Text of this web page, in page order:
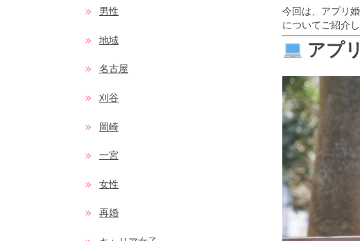
今回は、アプリ
についてご紹介し
アプ
男性
地域
名古屋
刈谷
岡崎
一宮
女性
再婚